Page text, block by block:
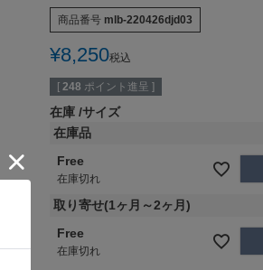
商品番号 mlb-220426djd03
¥8,250税込
[ 248 ポイント進呈 ]
在庫 サイズ
在庫品
Free
在庫切れ
取り寄せ(1ヶ月～2ヶ月)
Free
在庫切れ